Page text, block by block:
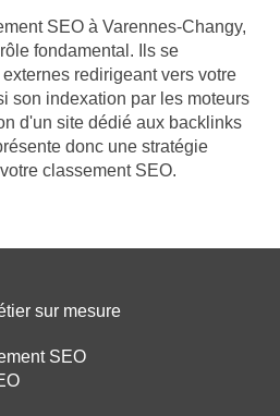
SEO à Varennes-Changy,
fondamental. Ils se
redirigeant vers votre
son indexation par les moteurs
d'un site dédié aux backlinks
donc une stratégie
classement SEO.
sur mesure
SEO